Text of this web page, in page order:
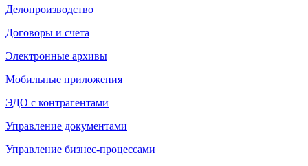
Делопроизводство
Договоры и счета
Электронные архивы
Мобильные приложения
ЭДО с контрагентами
Управление документами
Управление бизнес-процессами